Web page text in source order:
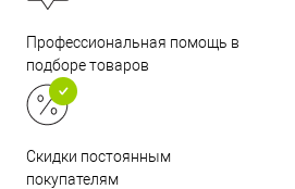
Профессиональная помощь в
подборе товаров
Скидки постоянным
покупателям